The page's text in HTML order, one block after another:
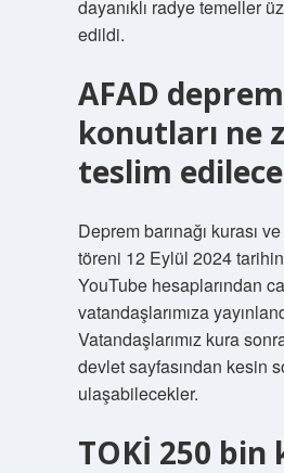
dayanıklı radye temeller
edildi.
AFAD deprem
konutları ne
teslim
Deprem barınağı kurası
töreni 12 Eylül 2024
YouTube hesaplarından
vatandaşlarımıza
Vatandaşlarımız kura
devlet sayfasından kesin
ulaşabilecekler.
TOKİ 250 bin